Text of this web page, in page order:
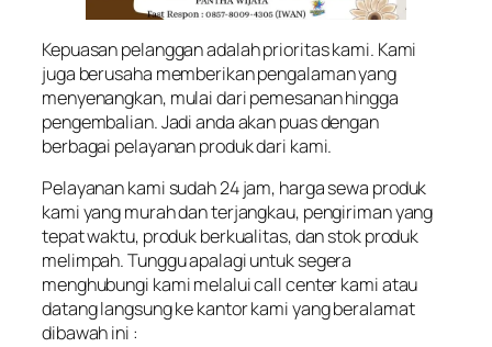
Kepuasan pelanggan adalah prioritas kami. Kami
juga berusaha memberikan pengalaman yang
menyenangkan, mulai dari pemesanan hingga
pengembalian. Jadi anda akan puas dengan
berbagai pelayanan produk dari kami.
Pelayanan kami sudah 24 jam, harga sewa produk
kami yang murah dan terjangkau, pengiriman yang
tepat waktu, produk berkualitas, dan stok produk
melimpah. Tunggu apalagi untuk segera
menghubungi kami melalui call center kami atau
datang langsung ke kantor kami yang beralamat
dibawah ini :